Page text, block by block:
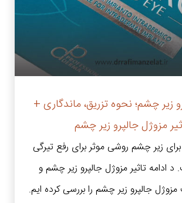
زیر چشم؛ نحوه تزریق، ماندگاری +
مزوژل جالپرو زیر چشم
زیر چشم روشی موثر برای رفع تیرگی
ادامه تاثیر مزوژل جالپرو زیر چشم و
جالپرو زیر چشم را بررسی کرده ایم.